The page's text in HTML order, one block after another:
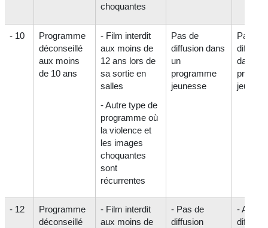
choquantes
- 10
Programme
déconseillé
aux moins
de 10 ans
- Film interdit
aux moins de
12 ans lors de
sa sortie en
salles
- Autre type de
programme où
la violence et
les images
choquantes
sont
récurrentes
Pas de
diffusion dans
un
programme
jeunesse
Pas de
dans un
- 12
Programme
déconseillé
- Film interdit
aux moins de
- Pas de
diffusion
-